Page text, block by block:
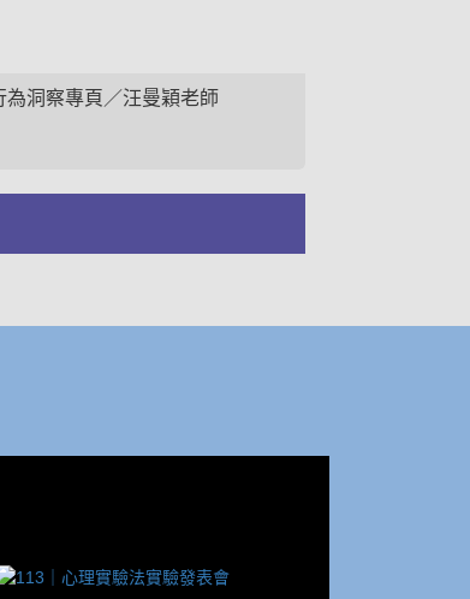
為洞察專頁／汪曼穎老師